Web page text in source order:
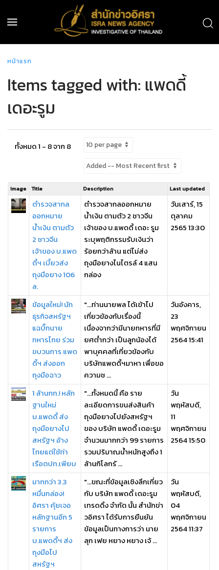
หน้าแรก
Items tagged with: แพดดี้
เดอะรูม
ทั้งหมด 1 - 8 จาก 8
Image Title Description Last updated
ตำรวจสากล
ออกหมาย
น้ำเงิน ตามตัว
2 ชาวจีน
เจ้าของ บ.แพด
ดี้ฯ เบี้ยวส่ง
ถุงมือยาง 106
ล.
ตำรวจสากลออกหมาย
น้ำเงิน ตามตัว 2 ชาวจีน
เจ้าของ บ.แพดดี้ เดอะ รูม
ระบุพฤติกรรมรับเงินว่า
ร้อยกว่าล้าน แต่ไม่ส่ง
ถุงมือยางไนไตรล์ 4 แสน
กล่อง
วันเสาร์, 15
ตุลาคม
2565 13:30
ข้อมูลใหม่! นัก
ธุรกิจสหรัฐฯ
แฉบิ๊กนาย
ทหารไทย ร่วม
ขบวนการ แพด
ดี้ฯ ส่งออก
ถุงมือฉาว
"...ท่านนายพล ได้เข้าไป
เกี่ยวข้องกับเรื่องนี้
เนื่องจากว่ามีนายทหารที่มี
ยศต่ำกว่า เป็นลูกน้องได้
พาบุคคลที่เกี่ยวข้องกับ
บริษัทแพดดี้ฯมาหา เพื่อขอ
ความช ...
วันอังคาร,
23
พฤศจิกายน
2564 15:41
1 ล้านกก.! หลัก
ฐานใหม่
บ.แพดดี้ ส่ง
ถุงมือยางไป
สหรัฐฯ อ้าง
ไทยแต่ใช้ท่า
เรือตปท.เพียบ
"...ทั้งหมดนี้ คือ ราย
ละเอียดการขนส่งสินค้า
ถุงมือยางไปยังสหรัฐฯ
ของ บริษัท แพดดี้ เดอะรูม
จำนวนมากกว่า 99 รายการ
รวมปริมาณน้ำหนักสูงถึง 1
ล้านกิโลกรั ...
วัน
พฤหัสบดี,
11
พฤศจิกายน
2564 15:50
มากกว่า 3.3
หมื่นกล่อง!
อิศรา คุ้ยเจอ
หลักฐานอีก 5
รายการ
บ.แพดดี้ฯ ส่ง
ถุงมือไป
สหรัฐฯ
"...ขณะที่ข้อมูลเชิงลึกเกี่ยว
กับ บริษัท แพดดี้ เดอะรูม
เทรดดิ้ง จำกัด นั้น สำนักข่า
วอิศรา ได้รับการยืนยัน
ข้อมูลเป็นทางการว่า นาย
ลุก เฟย หยาง หยาง เจ้ ...
วัน
พฤหัสบดี,
04
พฤศจิกายน
2564 11:37